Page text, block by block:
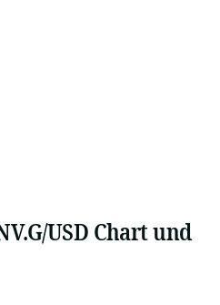
USD Chart und